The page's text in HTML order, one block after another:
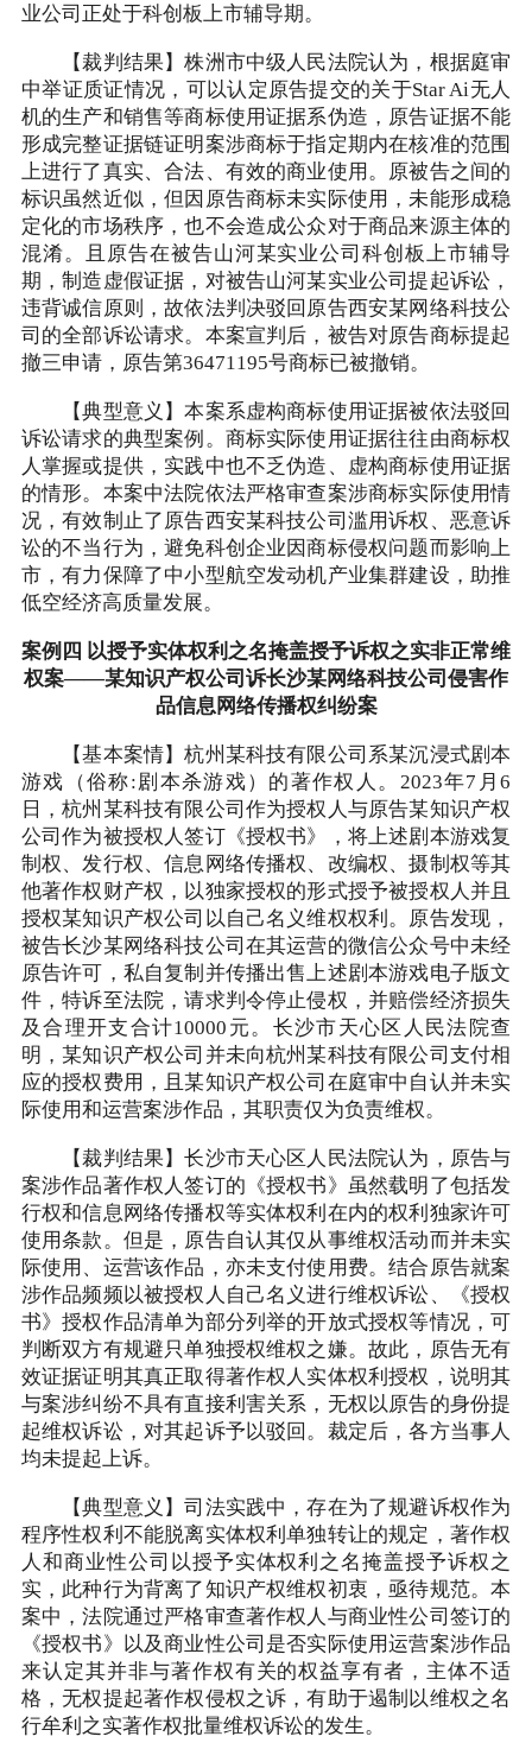
业公司正处于科创板上市辅导期。
【裁判结果】株洲市中级人民法院认为，根据庭审
中举证质证情况，可以认定原告提交的关于Star Ai无人
机的生产和销售等商标使用证据系伪造，原告证据不能
形成完整证据链证明案涉商标于指定期内在核准的范围
上进行了真实、合法、有效的商业使用。原被告之间的
标识虽然近似，但因原告商标未实际使用，未能形成稳
定化的市场秩序，也不会造成公众对于商品来源主体的
混淆。且原告在被告山河某实业公司科创板上市辅导
期，制造虚假证据，对被告山河某实业公司提起诉讼，
违背诚信原则，故依法判决驳回原告西安某网络科技公
司的全部诉讼请求。本案宣判后，被告对原告商标提起
撤三申请，原告第36471195号商标已被撤销。
【典型意义】本案系虚构商标使用证据被依法驳回
诉讼请求的典型案例。商标实际使用证据往往由商标权
人掌握或提供，实践中也不乏伪造、虚构商标使用证据
的情形。本案中法院依法严格审查案涉商标实际使用情
况，有效制止了原告西安某科技公司滥用诉权、恶意诉
讼的不当行为，避免科创企业因商标侵权问题而影响上
市，有力保障了中小型航空发动机产业集群建设，助推
低空经济高质量发展。
案例四 以授予实体权利之名掩盖授予诉权之实非正常维
权案——某知识产权公司诉长沙某网络科技公司侵害作
品信息网络传播权纠纷案
【基本案情】杭州某科技有限公司系某沉浸式剧本
游戏（俗称:剧本杀游戏）的著作权人。2023年7月6
日，杭州某科技有限公司作为授权人与原告某知识产权
公司作为被授权人签订《授权书》，将上述剧本游戏复
制权、发行权、信息网络传播权、改编权、摄制权等其
他著作权财产权，以独家授权的形式授予被授权人并且
授权某知识产权公司以自己名义维权权利。原告发现，
被告长沙某网络科技公司在其运营的微信公众号中未经
原告许可，私自复制并传播出售上述剧本游戏电子版文
件，特诉至法院，请求判令停止侵权，并赔偿经济损失
及合理开支合计10000元。长沙市天心区人民法院查
明，某知识产权公司并未向杭州某科技有限公司支付相
应的授权费用，且某知识产权公司在庭审中自认并未实
际使用和运营案涉作品，其职责仅为负责维权。
【裁判结果】长沙市天心区人民法院认为，原告与
案涉作品著作权人签订的《授权书》虽然载明了包括发
行权和信息网络传播权等实体权利在内的权利独家许可
使用条款。但是，原告自认其仅从事维权活动而并未实
际使用、运营该作品，亦未支付使用费。结合原告就案
涉作品频频以被授权人自己名义进行维权诉讼、《授权
书》授权作品清单为部分列举的开放式授权等情况，可
判断双方有规避只单独授权维权之嫌。故此，原告无有
效证据证明其真正取得著作权人实体权利授权，说明其
与案涉纠纷不具有直接利害关系，无权以原告的身份提
起维权诉讼，对其起诉予以驳回。裁定后，各方当事人
均未提起上诉。
【典型意义】司法实践中，存在为了规避诉权作为
程序性权利不能脱离实体权利单独转让的规定，著作权
人和商业性公司以授予实体权利之名掩盖授予诉权之
实，此种行为背离了知识产权维权初衷，亟待规范。本
案中，法院通过严格审查著作权人与商业性公司签订的
《授权书》以及商业性公司是否实际使用运营案涉作品
来认定其并非与著作权有关的权益享有者，主体不适
格，无权提起著作权侵权之诉，有助于遏制以维权之名
行牟利之实著作权批量维权诉讼的发生。